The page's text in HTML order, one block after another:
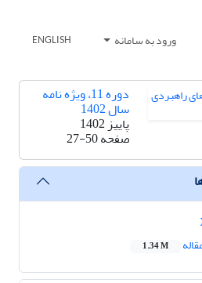
ورود به سامانه ENGLISH
دوره 11، ویژه نامه
سال 1402
پاییز 1402
صفحه27-50
1.34 M